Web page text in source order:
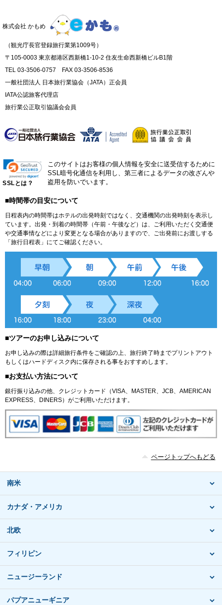
株式会社 かもめ
（観光庁長官登録旅行業第1009号）
〒105-0003 東京都港区西新橋1-10-2 住友生命西新橋ビルB1階
TEL 03-3506-0757 FAX 03-3506-8536
一般社団法人 日本旅行業協会（JATA）正会員
IATA公認旅客代理店
旅行業公正取引協議会会員
SSLとは？
このサイトはお客様の個人情報を安全に送受信するために
SSL暗号化通信を利用し、第三者によるデータの改ざんや
盗用を防いでいます。
■時間帯の目安について
日程表内の時間帯はホテルの出発時刻ではなく、交通機関の出発時刻を表示し
ています。出発・到着の時間帯（午前・午後など）は、ご利用いただく交通便
や交通事情などにより変更となる場合がありますので、ご出発前にお渡しする
「旅行日程表」にてご確認ください。
■ツアーのお申し込みについて
お申し込みの際は詳細旅行条件をご確認の上、旅行終了時までプリントアウト
もしくはハードディスク内に保存される事をおすすめします。
■お支払い方法について
銀行振り込みの他、クレジットカード（VISA、MASTER、JCB、AMERICAN
EXPRESS、DINERS）がご利用いただけます。
ページトップへもどる
南米
カナダ・アメリカ
北欧
フィリピン
ニュージーランド
パプアニューギニア